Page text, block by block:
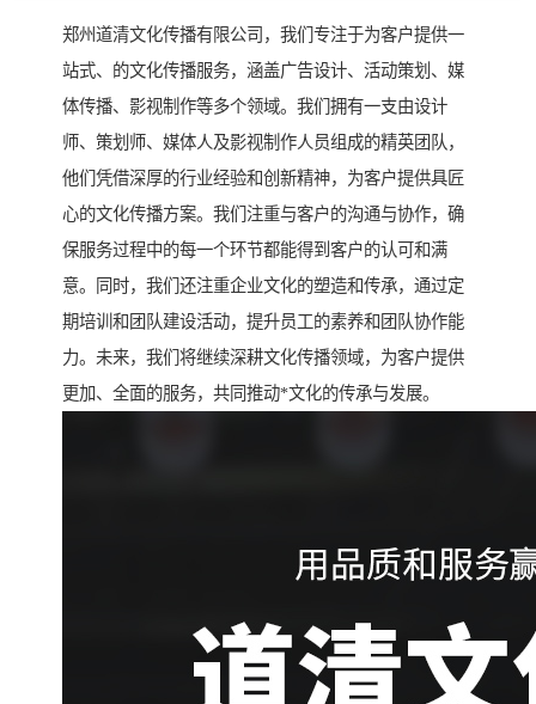
郑州道清文化传播有限公司，我们专注于为客户提供一
站式、的文化传播服务，涵盖广告设计、活动策划、媒
体传播、影视制作等多个领域。我们拥有一支由设计
师、策划师、媒体人及影视制作人员组成的精英团队，
他们凭借深厚的行业经验和创新精神，为客户提供具匠
心的文化传播方案。我们注重与客户的沟通与协作，确
保服务过程中的每一个环节都能得到客户的认可和满
意。同时，我们还注重企业文化的塑造和传承，通过定
期培训和团队建设活动，提升员工的素养和团队协作能
力。未来，我们将继续深耕文化传播领域，为客户提供
更加、全面的服务，共同推动*文化的传承与发展。